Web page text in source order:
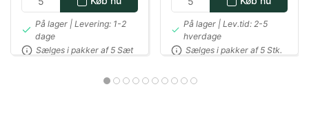
På lager | Levering: 1-2
dage
Sælges i pakker af 5 Sæt
På lager | Lev.tid: 2-5
hverdage
Sælges i pakker af 5 Stk.